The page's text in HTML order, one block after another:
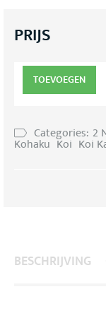
PRIJS
TOEVOEGEN
Categories: 2
Kohaku Koi Koi
BESCHRIJVING